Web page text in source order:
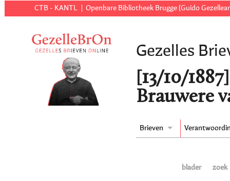
CTB - KANTL Openbare Bibliotheek Brugge (Guido
Gezelles
[13/10/
Brauwere
Brieven
blader zoek